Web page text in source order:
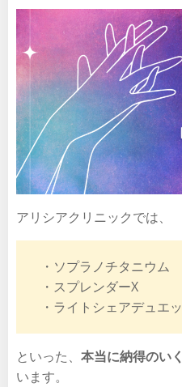
アリシアクリニックでは、
・ソプラノチタニウム
・スプレンダーX
・ライトシェアデュエ
といった、 本当に納得のい
います。